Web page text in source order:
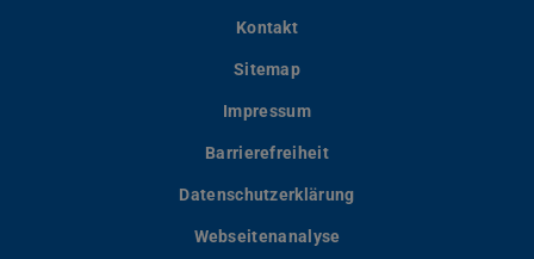
Kontakt
Sitemap
Impressum
Barrierefreiheit
Datenschutzerklärung
Webseitenanalyse